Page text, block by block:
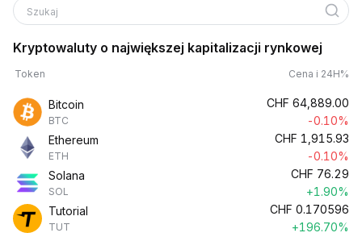
Szukaj
Kryptowaluty o największej kapitalizacji rynkowej
Token Cena i 24H%
Bitcoin
BTC
CHF 64,889.00
-0.10%
Ethereum
ETH
CHF 1,915.93
-0.10%
Solana
SOL
CHF 76.29
+1.90%
Tutorial
TUT
CHF 0.170596
+196.70%